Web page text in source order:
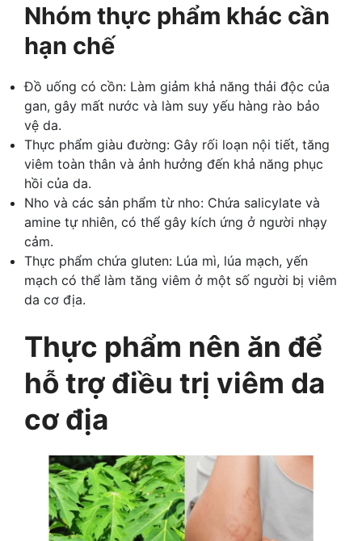
Nhóm thực phẩm khác cần
hạn chế
Đồ uống có cồn: Làm giảm khả năng thải độc của
gan, gây mất nước và làm suy yếu hàng rào bảo
vệ da.
Thực phẩm giàu đường: Gây rối loạn nội tiết, tăng
viêm toàn thân và ảnh hưởng đến khả năng phục
hồi của da.
Nho và các sản phẩm từ nho: Chứa salicylate và
amine tự nhiên, có thể gây kích ứng ở người nhạy
cảm.
Thực phẩm chứa gluten: Lúa mì, lúa mạch, yến
mạch có thể làm tăng viêm ở một số người bị viêm
da cơ địa.
Thực phẩm nên ăn để
hỗ trợ điều trị viêm da
cơ địa